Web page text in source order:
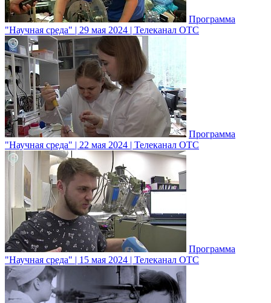
Программа
"Научная среда" | 29 мая 2024 | Телеканал ОТС
Программа
"Научная среда" | 22 мая 2024 | Телеканал ОТС
Программа
"Научная среда" | 15 мая 2024 | Телеканал ОТС